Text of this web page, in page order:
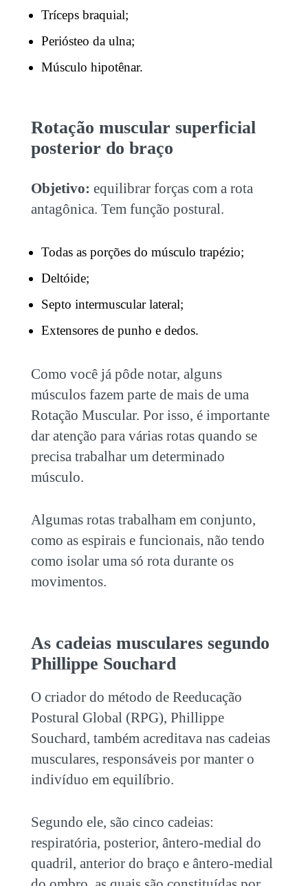
Tríceps braquial;
Periósteo da ulna;
Músculo hipotênar.
Rotação muscular superficial
posterior do braço
Objetivo: equilibrar forças com a rota
antagônica. Tem função postural.
Todas as porções do músculo trapézio;
Deltóide;
Septo intermuscular lateral;
Extensores de punho e dedos.
Como você já pôde notar, alguns
músculos fazem parte de mais de uma
Rotação Muscular. Por isso, é importante
dar atenção para várias rotas quando se
precisa trabalhar um determinado
músculo.
Algumas rotas trabalham em conjunto,
como as espirais e funcionais, não tendo
como isolar uma só rota durante os
movimentos.
As cadeias musculares segundo
Phillippe Souchard
O criador do método de Reeducação
Postural Global (RPG), Phillippe
Souchard, também acreditava nas cadeias
musculares, responsáveis por manter o
indivíduo em equilíbrio.
Segundo ele, são cinco cadeias:
respiratória, posterior, ântero-medial do
quadril, anterior do braço e ântero-medial